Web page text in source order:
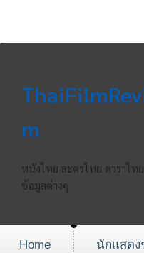
m
หนังไทย ละครไทย ดาราไท
ข้อมูลต่างๆ
Home นักแสดง